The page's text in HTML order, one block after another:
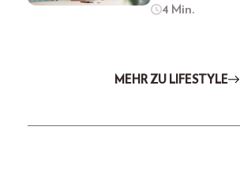
4 Min.
MEHR ZU LIFESTYLE